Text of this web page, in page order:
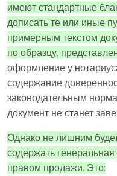
имеют стандартные
дописать те или иные
примерным текстом
по образцу,
оформление у
содержание
законодательным
документ не станет
Однако не лишним
содержать
правом продажи. Это: